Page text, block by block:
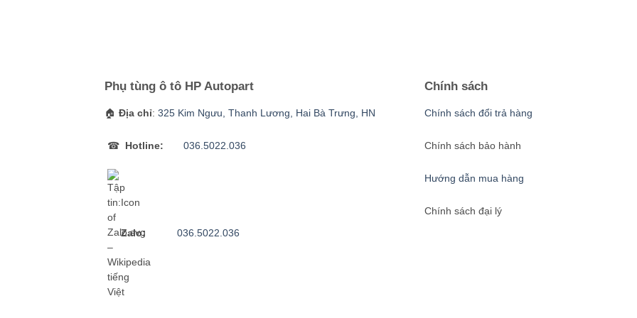
Phụ tùng ô tô HP Autopart
🏠 Địa chỉ: 325 Kim Ngưu, Thanh Lương, Hai Bà Trưng, HN
☎ Hotline: 036.5022.036
Zalo: 036.5022.036
Chính sách
Chính sách đổi trả hàng
Chính sách bảo hành
Hướng dẫn mua hàng
Chính sách đại lý